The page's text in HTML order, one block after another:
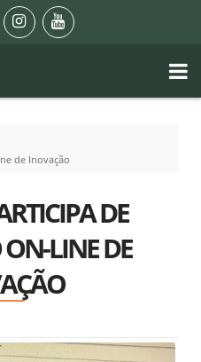
de Inovação
DE
LINE DE